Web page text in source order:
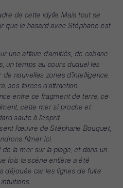
de cette idylle. Mais tout se
que le hasard avec Stéphane est
une affaire d’amitiés, de cabane
un temps au cours duquel les
de nouvelles zones d’intelligence.
ses forces d’attraction.
entre ce fragment de terre, ce
cette mer si proche et
tard saute à l’esprit.
l’œuvre de Stéphane Bouquet,
filmer ici.
de la mer sur la plage, et dans un
fois la scène entière a été
déjouée car les lignes de fuite
intuitions.